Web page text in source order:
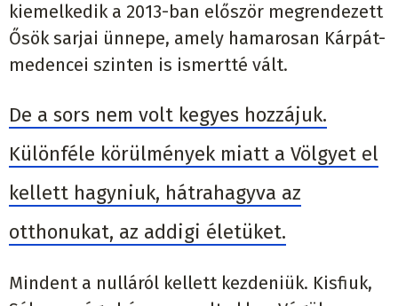
kiemelkedik a 2013-ban először megrendezett
Ősök sarjai ünnepe, amely hamarosan Kárpát-
medencei szinten is ismertté vált.
De a sors nem volt kegyes hozzájuk.
Különféle körülmények miatt a Völgyet el
kellett hagyniuk, hátrahagyva az
otthonukat, az addigi életüket.
Mindent a nulláról kellett kezdeniük. Kisfiuk,